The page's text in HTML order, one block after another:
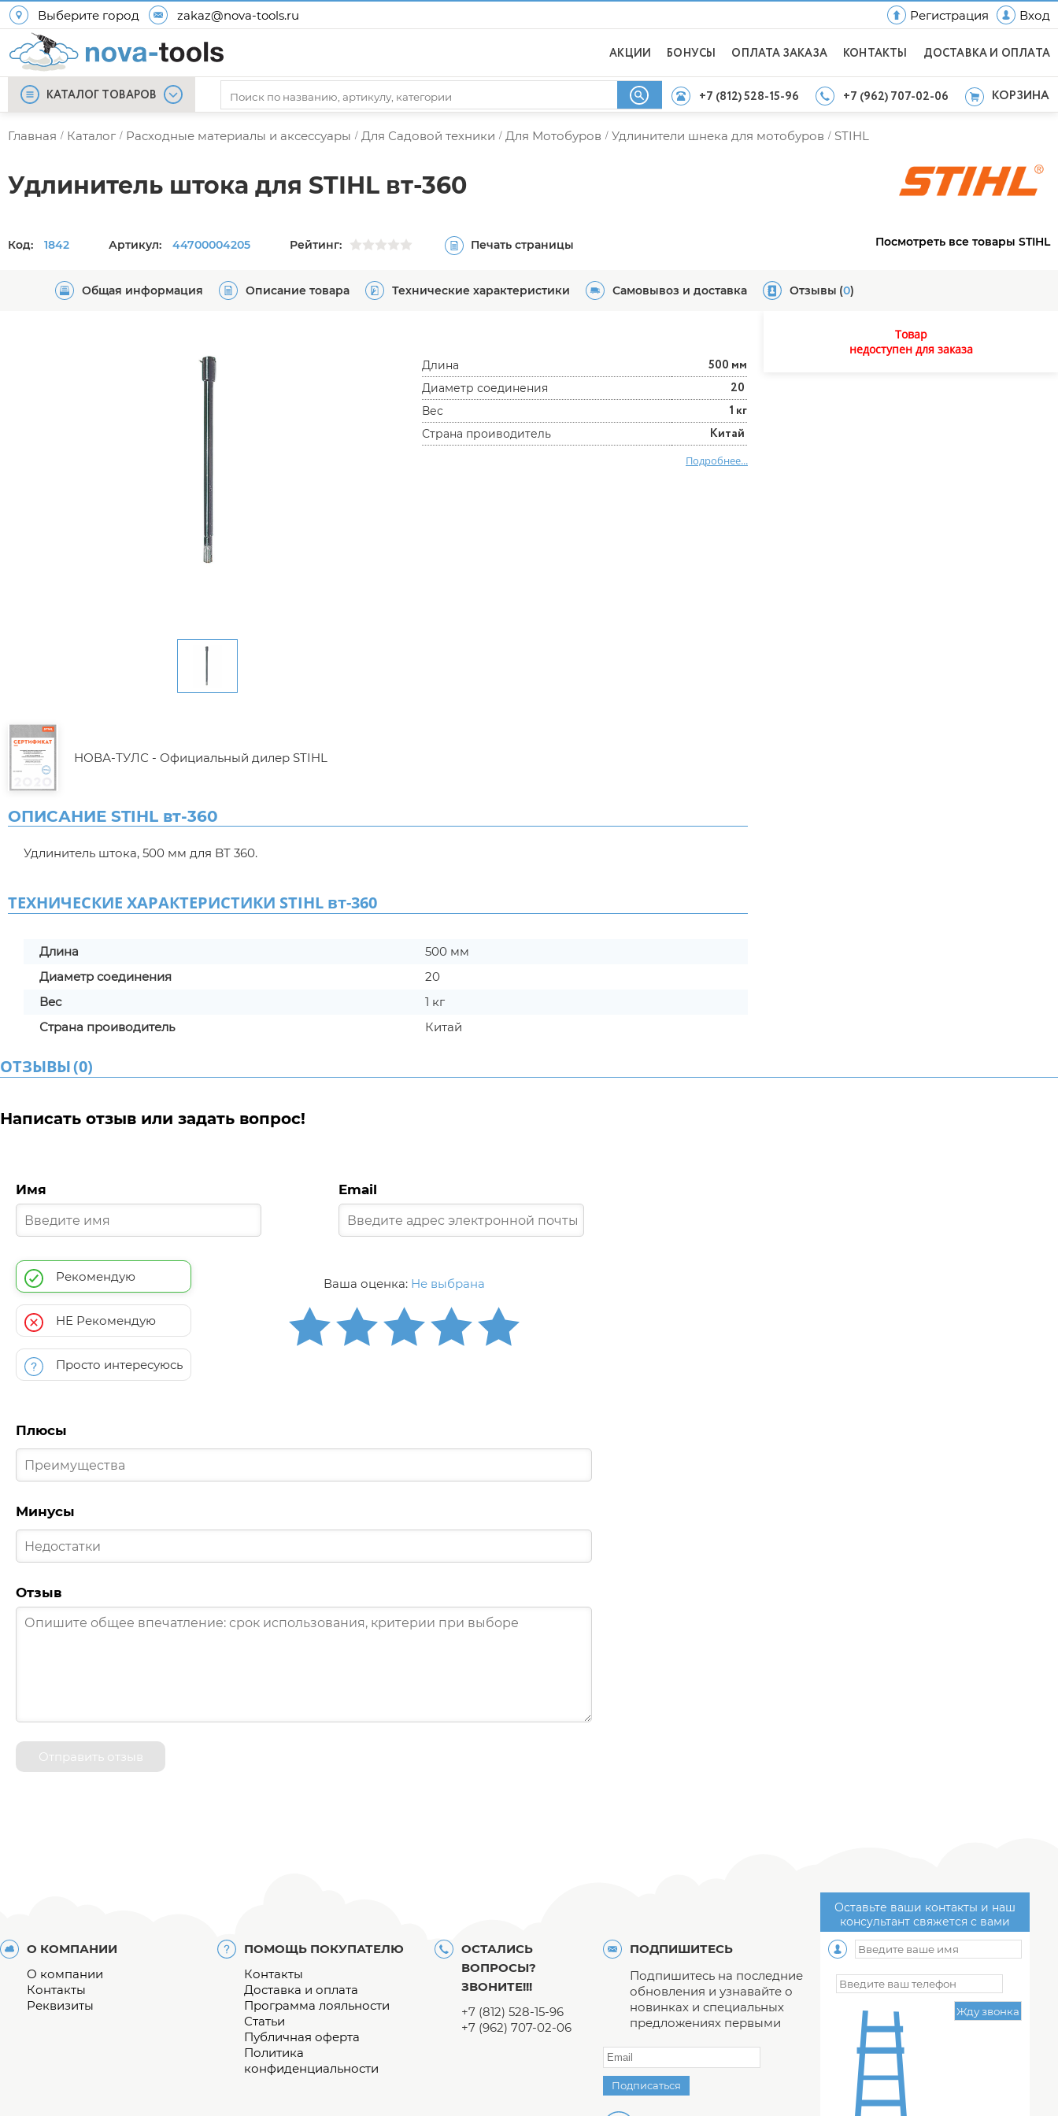
Выберите город zakaz@nova-tools.ru Регистрация Вход
АКЦИИ БОНУСЫ ОПЛАТА ЗАКАЗА КОНТАКТЫ ДОСТАВКА И ОПЛАТА
КАТАЛОГ ТОВАРОВ +7 (812) 528-15-96 +7 (962) 707-02-06 КОРЗИНА
Главная / Каталог / Расходные материалы и аксессуары / Для Садовой техники / Для Мотобуров / Удлинители шнека для мотобуров / STIHL
Удлинитель штока для STIHL вт-360
Код: 1842 Артикул: 44700004205 Рейтинг: Печать страницы Посмотреть все товары STIHL
Общая информация Описание товара Технические характеристики Самовывоз и доставка Отзывы (0)
НОВА-ТУЛС - Официальный дилер STIHL
Длина 500 мм
Диаметр соединения 20
Вес 1 кг
Страна проиводитель Китай
Подробнее...
ОПИСАНИЕ STIHL вт-360
Удлинитель штока, 500 мм для BT 360.
ТЕХНИЧЕСКИЕ ХАРАКТЕРИСТИКИ STIHL вт-360
Длина
500 мм
Диаметр соединения
20
Вес
1 кг
Страна проиводитель
Китай
Товар
недоступен для заказа
ОТЗЫВЫ(0)
Написать отзыв или задать вопрос!
Имя Email
Рекомендую
НЕ Рекомендую
Просто интересуюсь
Ваша оценка: Не выбрана
Плюсы
Минусы
Отзыв
Отправить отзыв
О КОМПАНИИ
О компании
Контакты
Реквизиты
ПОМОЩЬ ПОКУПАТЕЛЮ
Контакты
Доставка и оплата
Программа лояльности
Статьи
Публичная оферта
Политика
конфиденциальности
ОСТАЛИСЬ
ВОПРОСЫ?
ЗВОНИТЕ!!!
+7 (812) 528-15-96
+7 (962) 707-02-06
ПОДПИШИТЕСЬ
Подпишитесь на последние
обновления и узнавайте о
новинках и специальных
предложениях первыми
Подписаться
Оставьте ваши контакты и наш
консультант свяжется с вами